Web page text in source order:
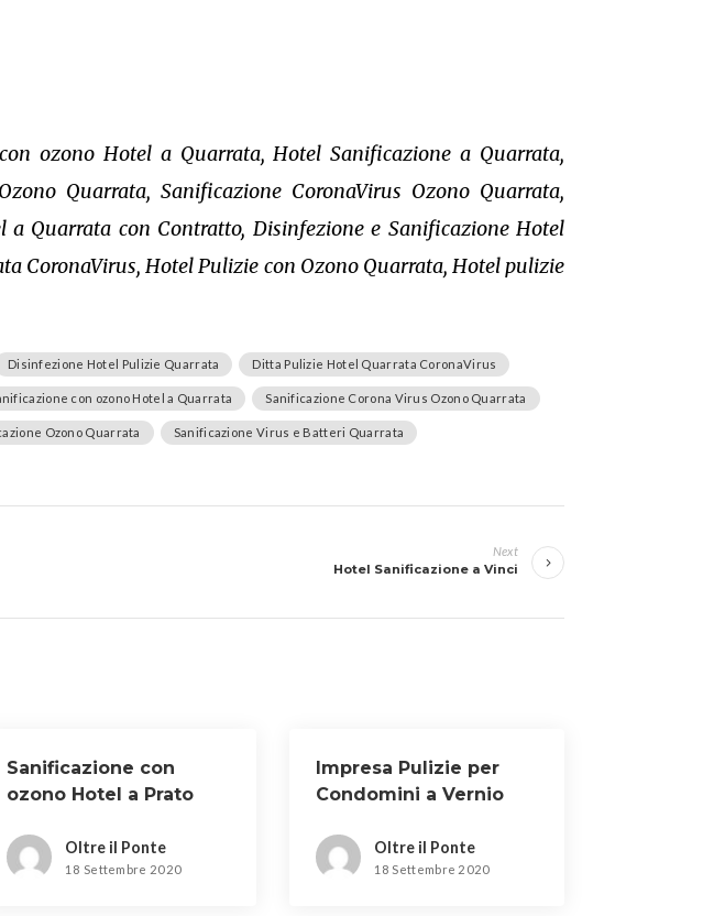
ozono Hotel a Quarrata, Hotel Sanificazione a Quarrata,
Quarrata, Sanificazione CoronaVirus Ozono Quarrata,
Quarrata con Contratto, Disinfezione e Sanificazione Hotel
CoronaVirus, Hotel Pulizie con Ozono Quarrata, Hotel pulizie
Disinfezione Hotel Pulizie Quarrata Ditta Pulizie Hotel Quarrata CoronaVirus
con ozono Hotel a Quarrata Sanificazione Corona Virus Ozono Quarrata
Ozono Quarrata Sanificazione Virus e Batteri Quarrata
Next
Hotel Sanificazione a Vinci
Sanificazione con
ozono Hotel a Prato
Oltre il Ponte
18 Settembre 2020
Impresa Pulizie per
Condomini a Vernio
Oltre il Ponte
18 Settembre 2020